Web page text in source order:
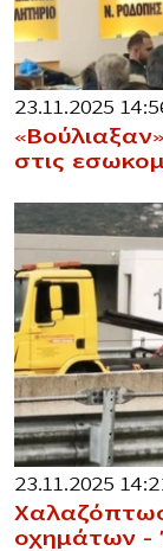
23.11.2025
στις
23.11.2025
οχημάτων –